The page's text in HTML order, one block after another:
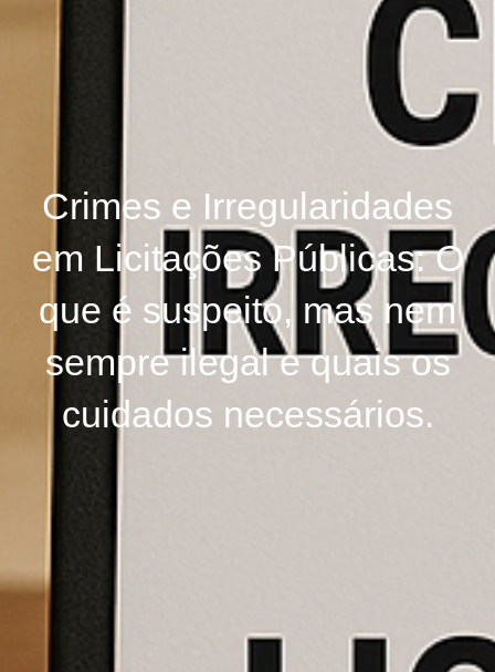
Crimes e Irregularidades
em Licitações Públicas: O
que é suspeito, mas nem
sempre ilegal e quais os
cuidados necessários.